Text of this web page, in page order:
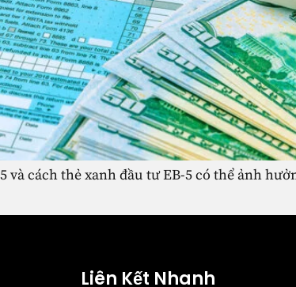
và cách thẻ xanh đầu tư EB-5 có thể ảnh
Liên Kết Nhanh